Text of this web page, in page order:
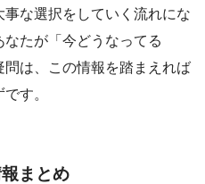
な選択をしていく流れにな
たが「今どうなってる
は、この情報を踏まえれば
す。
まとめ